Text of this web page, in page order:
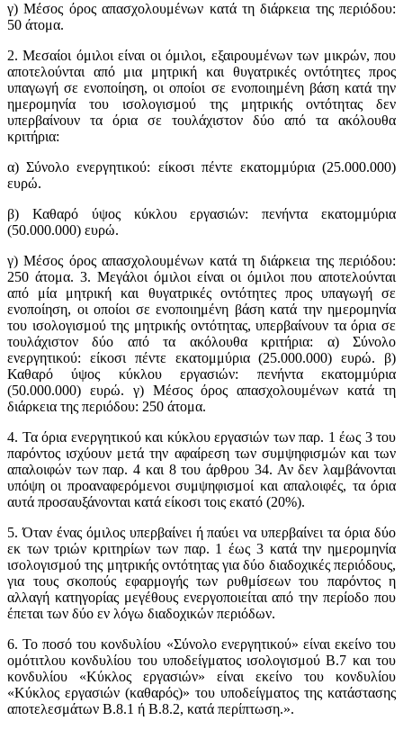
γ) Μέσος όρος απασχολουμένων κατά τη διάρκεια της περιόδου:
50 άτομα.
2. Μεσαίοι όμιλοι είναι οι όμιλοι, εξαιρουμένων των μικρών, που
αποτελούνται από μια μητρική και θυγατρικές οντότητες προς
υπαγωγή σε ενοποίηση, οι οποίοι σε ενοποιημένη βάση κατά την
ημερομηνία του ισολογισμού της μητρικής οντότητας δεν
υπερβαίνουν τα όρια σε τουλάχιστον δύο από τα ακόλουθα
κριτήρια:
α) Σύνολο ενεργητικού: είκοσι πέντε εκατομμύρια (25.000.000)
ευρώ.
β) Καθαρό ύψος κύκλου εργασιών: πενήντα εκατομμύρια
(50.000.000) ευρώ.
γ) Μέσος όρος απασχολουμένων κατά τη διάρκεια της περιόδου:
250 άτομα. 3. Μεγάλοι όμιλοι είναι οι όμιλοι που αποτελούνται
από μία μητρική και θυγατρικές οντότητες προς υπαγωγή σε
ενοποίηση, οι οποίοι σε ενοποιημένη βάση κατά την ημερομηνία
του ισολογισμού της μητρικής οντότητας, υπερβαίνουν τα όρια σε
τουλάχιστον δύο από τα ακόλουθα κριτήρια: α) Σύνολο
ενεργητικού: είκοσι πέντε εκατομμύρια (25.000.000) ευρώ. β)
Καθαρό ύψος κύκλου εργασιών: πενήντα εκατομμύρια
(50.000.000) ευρώ. γ) Μέσος όρος απασχολουμένων κατά τη
διάρκεια της περιόδου: 250 άτομα.
4. Τα όρια ενεργητικού και κύκλου εργασιών των παρ. 1 έως 3 του
παρόντος ισχύουν μετά την αφαίρεση των συμψηφισμών και των
απαλοιφών των παρ. 4 και 8 του άρθρου 34. Αν δεν λαμβάνονται
υπόψη οι προαναφερόμενοι συμψηφισμοί και απαλοιφές, τα όρια
αυτά προσαυξάνονται κατά είκοσι τοις εκατό (20%).
5. Όταν ένας όμιλος υπερβαίνει ή παύει να υπερβαίνει τα όρια δύο
εκ των τριών κριτηρίων των παρ. 1 έως 3 κατά την ημερομηνία
ισολογισμού της μητρικής οντότητας για δύο διαδοχικές περιόδους,
για τους σκοπούς εφαρμογής των ρυθμίσεων του παρόντος η
αλλαγή κατηγορίας μεγέθους ενεργοποιείται από την περίοδο που
έπεται των δύο εν λόγω διαδοχικών περιόδων.
6. Το ποσό του κονδυλίου «Σύνολο ενεργητικού» είναι εκείνο του
ομότιτλου κονδυλίου του υποδείγματος ισολογισμού Β.7 και του
κονδυλίου «Κύκλος εργασιών» είναι εκείνο του κονδυλίου
«Κύκλος εργασιών (καθαρός)» του υποδείγματος της κατάστασης
αποτελεσμάτων Β.8.1 ή Β.8.2, κατά περίπτωση.».